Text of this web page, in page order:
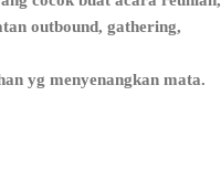
outbound, gathering,
yg menyenangkan mata.